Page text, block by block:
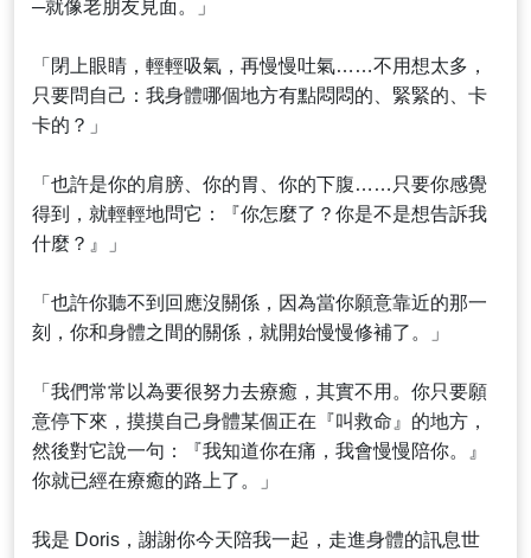
─就像老朋友見面。」
「閉上眼睛，輕輕吸氣，再慢慢吐氣……不用想太多，
只要問自己：我身體哪個地方有點悶悶的、緊緊的、卡
卡的？」
「也許是你的肩膀、你的胃、你的下腹……只要你感覺
得到，就輕輕地問它：『你怎麼了？你是不是想告訴我
什麼？』」
「也許你聽不到回應沒關係，因為當你願意靠近的那一
刻，你和身體之間的關係，就開始慢慢修補了。」
「我們常常以為要很努力去療癒，其實不用。你只要願
意停下來，摸摸自己身體某個正在『叫救命』的地方，
然後對它說一句：『我知道你在痛，我會慢慢陪你。』
你就已經在療癒的路上了。」
我是 Doris，謝謝你今天陪我一起，走進身體的訊息世